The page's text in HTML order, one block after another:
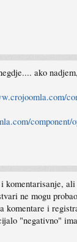
ako
component/
ne mogu
komentare i
"negativno"